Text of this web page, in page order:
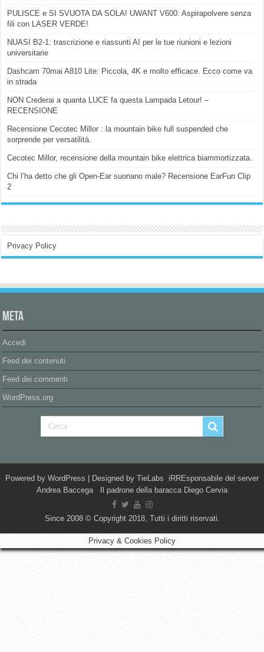
PULISCE e SI SVUOTA DA SOLA! UWANT V600: Aspirapolvere senza
fili con LASER VERDE!
NUASI B2-1: trascrizione e riassunti AI per le tue riunioni e lezioni
universitarie
Dashcam 70mai A810 Lite: Piccola, 4K e molto efficace. Ecco come va
in strada
NON Crederai a quanta LUCE fa questa Lampada Letour! –
RECENSIONE
Recensione Cecotec Millor : la mountain bike full suspended che
sorprende per versatilità.
Cecotec Millor, recensione della mountain bike elettrica biammortizzata.
Chi l’ha detto che gli Open-Ear suonano male? Recensione EarFun Clip
2
Privacy Policy
Meta
Accedi
Feed dei contenuti
Feed dei commenti
WordPress.org
Powered by WordPress | Designed by TieLabs iRREsponsabile del server
Andrea Baccega Il padrone della baracca Diego Cervia
Since 2008 © Copyright 2018, Tutti i diritti riservati.
Privacy & Cookies Policy